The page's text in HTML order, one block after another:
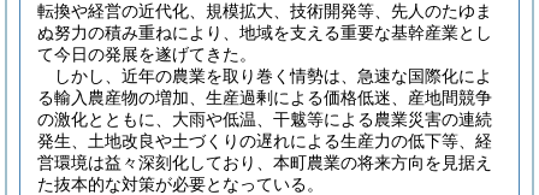
転換や経営の近代化、規模拡大、技術開発等、先人のたゆま
ぬ努力の積み重ねにより、地域を支える重要な基幹産業とし
て今日の発展を遂げてきた。
しかし、近年の農業を取り巻く情勢は、急速な国際化によ
る輸入農産物の増加、生産過剰による価格低迷、産地間競争
の激化とともに、大雨や低温、干魃等による農業災害の連続
発生、土地改良や土づくりの遅れによる生産力の低下等、経
営環境は益々深刻化しており、本町農業の将来方向を見据え
た抜本的な対策が必要となっている。